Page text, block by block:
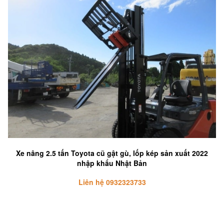
Xe nâng 2.5 tấn Toyota cũ gật gù, lốp kép sản xuất 2022
nhập khẩu Nhật Bản
Liên hệ 0932323733